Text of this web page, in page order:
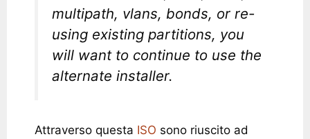
multipath, vlans, bonds, or re-
using existing partitions, you
will want to continue to use the
alternate installer.
Attraverso questa ISO sono riuscito ad